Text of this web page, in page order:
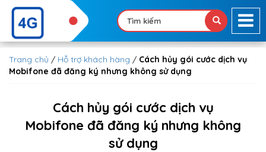
Trang chủ / Hỗ trợ khách hàng / Cách hủy gói cước dịch vụ
Mobifone đã đăng ký nhưng không sử dụng
Cách hủy gói cước dịch vụ
Mobifone đã đăng ký nhưng không
sử dụng